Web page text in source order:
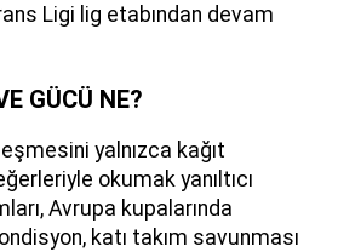
Ligi lig etabından devam
GÜCÜ NE?
yalnızca kağıt
okumak yanıltıcı
Avrupa kupalarında
katı takım savunması